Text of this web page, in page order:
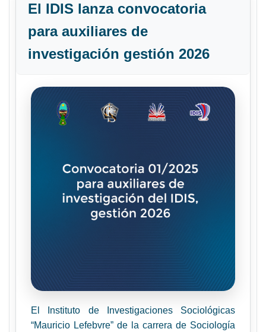
El IDIS lanza convocatoria
para auxiliares de
investigación gestión 2026
El Instituto de Investigaciones Sociológicas
“Mauricio Lefebvre” de la carrera de Sociología